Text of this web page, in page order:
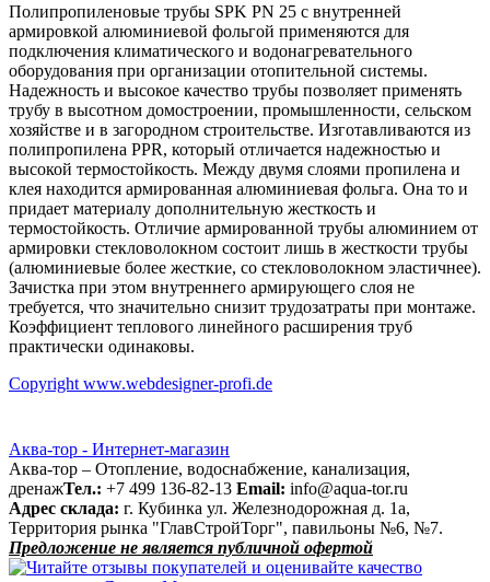
Полипропиленовые трубы SPK PN 25 с внутренней
армировкой алюминиевой фольгой применяются для
подключения климатического и водонагревательного
оборудования при организации отопительной системы.
Надежность и высокое качество трубы позволяет применять
трубу в высотном домостроении, промышленности, сельском
хозяйстве и в загородном строительстве. Изготавливаются из
полипропилена PPR, который отличается надежностью и
высокой термостойкость. Между двумя слоями пропилена и
клея находится армированная алюминиевая фольга. Она то и
придает материалу дополнительную жесткость и
термостойкость. Отличие армированной трубы алюминием от
армировки стекловолокном состоит лишь в жесткости трубы
(алюминиевые более жесткие, со стекловолокном эластичнее).
Зачистка при этом внутреннего армирующего слоя не
требуется, что значительно снизит трудозатраты при монтаже.
Коэффициент теплового линейного расширения труб
практически одинаковы.
Copyright www.webdesigner-profi.de
Аква-тор - Интернет-магазин
Аква-тор – Отопление, водоснабжение, канализация,
дренажТел.: +7 499 136-82-13 Email: info@aqua-tor.ru
Адрес склада: г. Кубинка ул. Железнодорожная д. 1а,
Территория рынка "ГлавСтройТорг", павильоны №6, №7.
Предложение не является публичной офертой